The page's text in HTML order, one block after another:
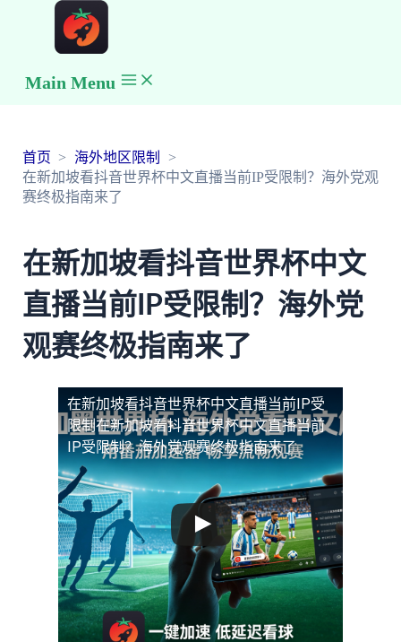
Main Menu
首页
海外地区限制
在新加坡看抖音世界杯中文直播当前IP受限制？海外党观
赛终极指南来了
在新加坡看抖音世界杯中文
直播当前IP受限制？海外党
观赛终极指南来了
在新加坡看抖音世界杯中文直播当前IP受
限制在新加坡看抖音世界杯中文直播当前
IP受限制？海外党观赛终极指南来了